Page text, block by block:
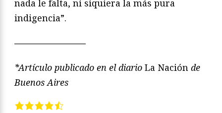
nada le falta, ni siquiera la más pura
indigencia”.
————————
*Artículo publicado en el diario La Nación de
Buenos Aires